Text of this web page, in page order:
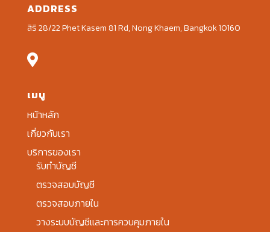
ADDRESS
สิริ 28/22 Phet Kasem 81 Rd, Nong Khaem, Bangkok 10160

เมนู
หน้าหลัก
เกี่ยวกับเรา
บริการของเรา
รับทำบัญชี
ตรวจสอบบัญชี
ตรวจสอบภายใน
วางระบบบัญชีและการควบคุมภายใน